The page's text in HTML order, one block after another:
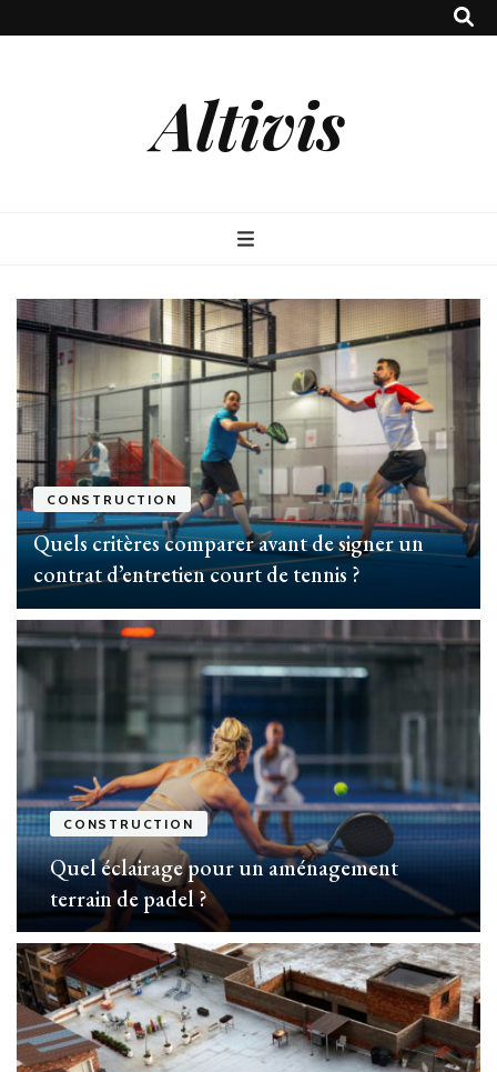
Altivis
CONSTRUCTION
Quels critères comparer avant de signer un
contrat d’entretien court de tennis ?
CONSTRUCTION
Quel éclairage pour un aménagement
terrain de padel ?